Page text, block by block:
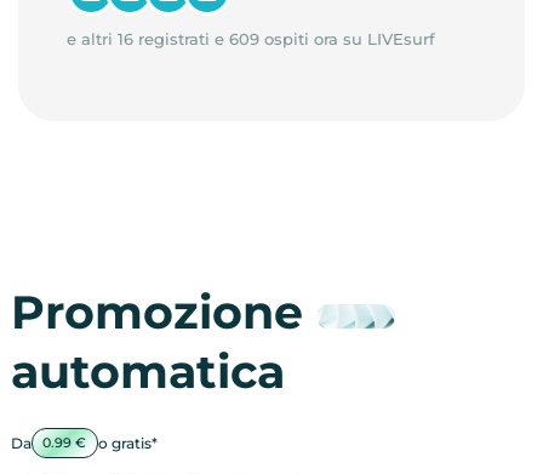
e altri 16 registrati e 609 ospiti ora su LIVEsurf
Promozione
automatica
Da 0.99 € o gratis*